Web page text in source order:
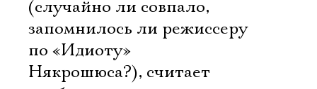
(случайно ли совпало,
запомнилось ли режиссеру
по «Идиоту»
Някрошюса?), считает